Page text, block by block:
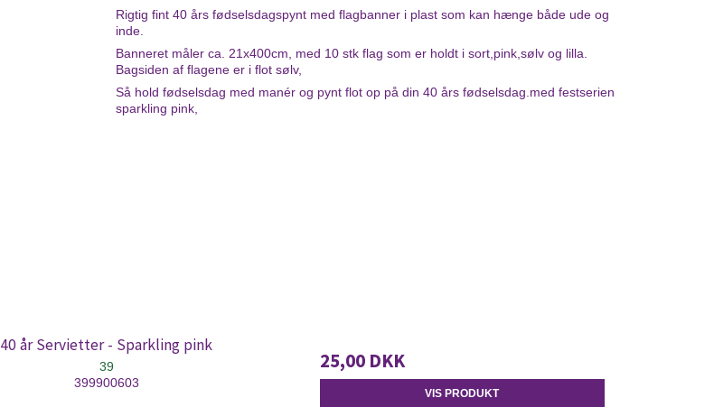
Rigtig fint 40 års fødselsdagspynt med flagbanner i plast som kan hænge både ude og
inde.
Banneret måler ca. 21x400cm, med 10 stk flag som er holdt i sort,pink,sølv og lilla.
Bagsiden af flagene er i flot sølv,
Så hold fødselsdag med manér og pynt flot op på din 40 års fødselsdag.med festserien
sparkling pink,
40 år Servietter - Sparkling pink
39
399900603
25,00 DKK
VIS PRODUKT